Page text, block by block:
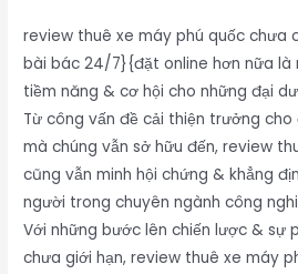
review thuê xe máy phú quốc chưa
bài bác 24/7}{đặt online hơn nữa là
tiềm năng & cơ hội cho những đại
Từ công vấn đề cải thiện trưởng
mà chúng vẫn sở hữu đến, review
cũng vẫn minh hội chứng & khẳng
người trong chuyên ngành công
Với những bước lên chiến lược & sự
chưa giới hạn, review thuê xe máy